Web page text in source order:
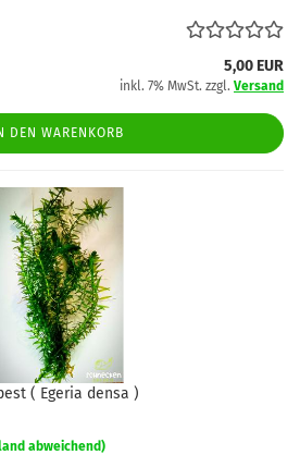
5,00 EUR
inkl. 7% MwSt. zzgl. Versand
DEN WARENKORB
( Egeria densa )
abweichend)